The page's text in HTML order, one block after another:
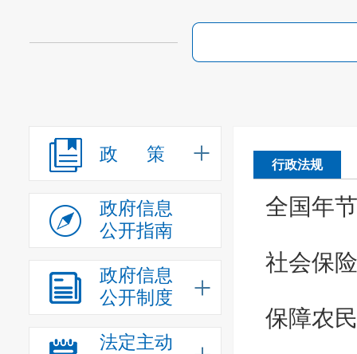
政 策
政府信息
公开指南
政府信息
公开制度
法定主动
行政法规
全国年
社会保
保障农